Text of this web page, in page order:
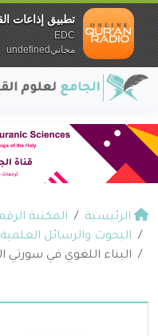
الرئيسية المكتبة
البحوث والرسائل العلمية
البناء اللغوي في سورتي
تطبيق إذاعات
EDC
مجانيundefined